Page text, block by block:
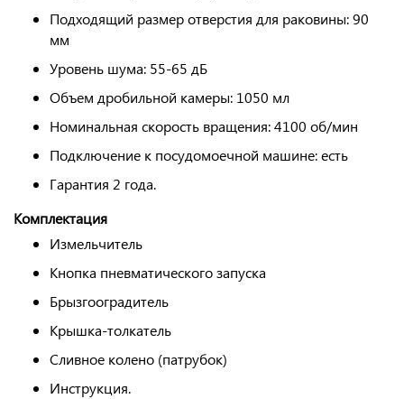
Подходящий размер отверстия для раковины: 90
мм
Уровень шума: 55-65 дБ
Объем дробильной камеры: 1050 мл
Номинальная скорость вращения: 4100 об/мин
Подключение к посудомоечной машине: есть
Гарантия 2 года.
Комплектация
Измельчитель
Кнопка пневматического запуска
Брызгооградитель
Крышка-толкатель
Сливное колено (патрубок)
Инструкция.